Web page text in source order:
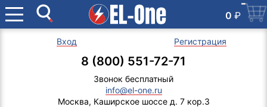
0 ₽
Вход Регистрация
8 (800) 551-72-71
Звонок бесплатный
info@el-one.ru
Москва, Каширское шоссе д. 7 кор.3